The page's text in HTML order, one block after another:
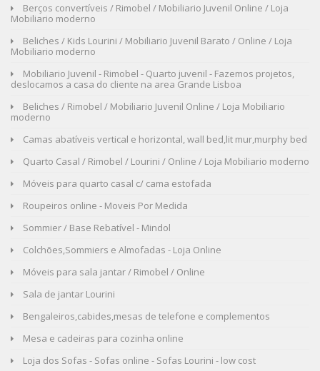
Berços convertíveis / Rimobel / Mobiliario Juvenil Online / Loja
Mobiliario moderno
Beliches / Kids Lourini / Mobiliario Juvenil Barato / Online / Loja
Mobiliario moderno
Mobiliario Juvenil - Rimobel - Quarto juvenil - Fazemos projetos,
deslocamos a casa do cliente na area Grande Lisboa
Beliches / Rimobel / Mobiliario Juvenil Online / Loja Mobiliario
moderno
Camas abatíveis vertical e horizontal, wall bed,lit mur,murphy bed
Quarto Casal / Rimobel / Lourini / Online / Loja Mobiliario moderno
Móveis para quarto casal c/ cama estofada
Roupeiros online - Moveis Por Medida
Sommier / Base Rebatível - Mindol
Colchões,Sommiers e Almofadas - Loja Online
Móveis para sala jantar / Rimobel / Online
Sala de jantar Lourini
Bengaleiros,cabides,mesas de telefone e complementos
Mesa e cadeiras para cozinha online
Loja dos Sofas - Sofas online - Sofas Lourini - low cost